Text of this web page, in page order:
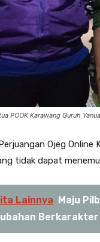
POOK Karawang Guruh
Ojeg Online
tidak dapat
Lainnya Maju
Berkarakter